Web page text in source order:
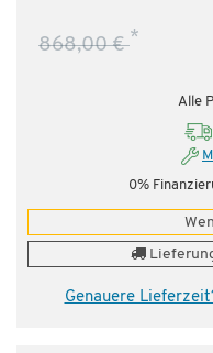
868,00 €*
Alle
0%
Genauere